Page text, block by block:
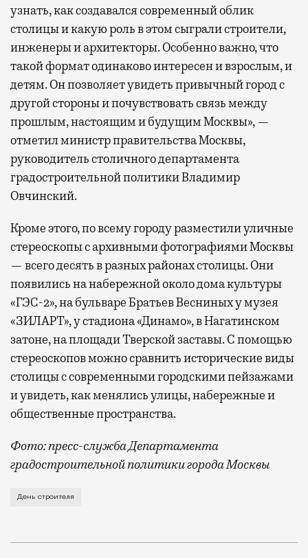
узнать, как создавался современный облик
столицы и какую роль в этом сыграли строители,
инженеры и архитекторы. Особенно важно, что
такой формат одинаково интересен и взрослым, и
детям. Он позволяет увидеть привычный город с
другой стороны и почувствовать связь между
прошлым, настоящим и будущим Москвы», —
отметил министр правительства Москвы,
руководитель столичного департамента
градостроительной политики Владимир
Овчинский.
Кроме этого, по всему городу разместили уличные
стереоскопы с архивными фотографиями Москвы
— всего десять в разных районах столицы. Они
появились на набережной около дома культуры
«ГЭС-2», на бульваре Братьев Весниных у музея
«ЗИЛАРТ», у стадиона «Динамо», в Нагатинском
затоне, на площади Тверской заставы. С помощью
стереоскопов можно сравнить исторические виды
столицы с современными городскими пейзажами
и увидеть, как менялись улицы, набережные и
общественные пространства.
Фото: пресс-служба Департамента
градостроительной политики города Москвы
В этом году профессиональный праздник День
День строителя